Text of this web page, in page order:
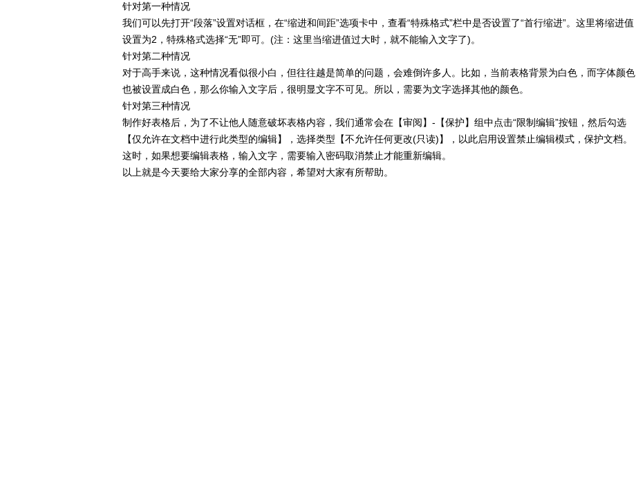
针对第一种情况
我们可以先打开“段落”设置对话框，在“缩进和间距”选项卡中，查看“特殊格式”栏中是否设置了“首行缩进”。这里将缩进值
设置为2，特殊格式选择“无”即可。(注：这里当缩进值过大时，就不能输入文字了)。
针对第二种情况
对于高手来说，这种情况看似很小白，但往往越是简单的问题，会难倒许多人。比如，当前表格背景为白色，而字体颜色
也被设置成白色，那么你输入文字后，很明显文字不可见。所以，需要为文字选择其他的颜色。
针对第三种情况
制作好表格后，为了不让他人随意破坏表格内容，我们通常会在【审阅】-【保护】组中点击“限制编辑”按钮，然后勾选
【仅允许在文档中进行此类型的编辑】，选择类型【不允许任何更改(只读)】，以此启用设置禁止编辑模式，保护文档。
这时，如果想要编辑表格，输入文字，需要输入密码取消禁止才能重新编辑。
以上就是今天要给大家分享的全部内容，希望对大家有所帮助。